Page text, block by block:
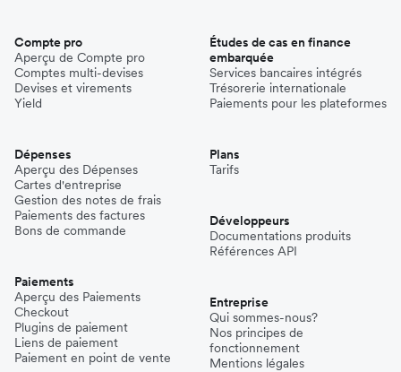
Compte pro
Aperçu de Compte pro
Comptes multi-devises
Devises et virements
Yield
Dépenses
Aperçu des Dépenses
Cartes d'entreprise
Gestion des notes de frais
Paiements des factures
Bons de commande
Paiements
Aperçu des Paiements
Checkout
Plugins de paiement
Liens de paiement
Paiement en point de vente
Études de cas en finance
embarquée
Services bancaires intégrés
Trésorerie internationale
Paiements pour les plateformes
Plans
Tarifs
Développeurs
Documentations produits
Références API
Entreprise
Qui sommes-nous?
Nos principes de
fonctionnement
Mentions légales